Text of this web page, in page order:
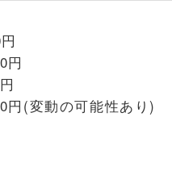
円
(変動の可能性あり)